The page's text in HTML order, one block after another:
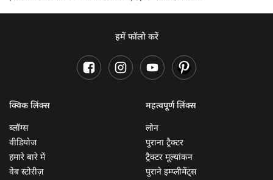
हमें फॉलो करें
क्विक लिंक्स
ब्लॉग्स
वीडियोज
हमारे बारे में
वेब स्टोरीज़
महत्वपूर्ण लिंक्स
लोन
पुराना ट्रैक्टर
ट्रैक्टर मूल्यांकन
पुराने इम्प्लीमेंट्स